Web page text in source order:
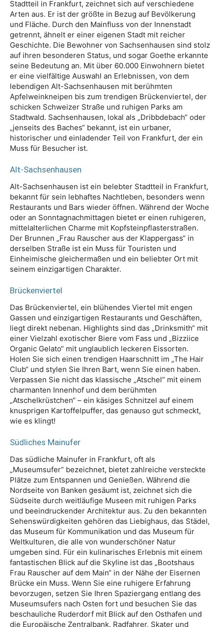
Stadtteil in Frankfurt, zeichnet sich auf verschiedene
Arten aus. Er ist der größte in Bezug auf Bevölkerung
und Fläche. Durch den Mainfluss von der Innenstadt
getrennt, ähnelt er einer eigenen Stadt mit reicher
Geschichte. Die Bewohner von Sachsenhausen sind stolz
auf ihren besonderen Status, und sogar Goethe erkannte
seine Bedeutung an. Mit über 60.000 Einwohnern bietet
er eine vielfältige Auswahl an Erlebnissen, von dem
lebendigen Alt-Sachsenhausen mit berühmten
Apfelweinkneipen bis zum trendigen Brückenviertel, der
schicken Schweizer Straße und ruhigen Parks am
Stadtwald. Sachsenhausen, lokal als „Dribbdebach“ oder
„jenseits des Baches“ bekannt, ist ein urbaner,
historischer und einladender Teil von Frankfurt, der ein
Muss für Besucher ist.
Alt-Sachsenhausen
Alt-Sachsenhausen ist ein belebter Stadtteil in Frankfurt,
bekannt für sein lebhaftes Nachtleben, besonders wenn
Restaurants und Bars wieder öffnen. Während der Woche
oder an Sonntagnachmittagen bietet er einen ruhigeren,
mittelalterlichen Charme mit Kopfsteinpflasterstraßen.
Der Brunnen „Frau Rauscher aus der Klappergass“ in
derselben Straße ist ein Muss für Touristen und
Einheimische gleichermaßen und ein beliebter Ort mit
seinem einzigartigen Charakter.
Brückenviertel
Das Brückenviertel, ein blühendes Viertel mit engen
Gassen und einzigartigen Restaurants und Geschäften,
liegt direkt nebenan. Highlights sind das „Drinksmith“ mit
einer Vielzahl exotischer Biere vom Fass und „Bizziice
Organic Gelato“ mit unglaublich leckeren Eissorten.
Holen Sie sich einen trendigen Haarschnitt im „The Hair
Club“ und stylen Sie Ihren Bart, wenn Sie einen haben.
Verpassen Sie nicht das klassische „Atschel“ mit einem
charmanten Innenhof und dem berühmten
„Atschelkrüstchen“ – ein käsiges Schnitzel auf einem
knusprigen Kartoffelpuffer, das genauso gut schmeckt,
wie es klingt!
Südliches Mainufer
Das südliche Mainufer in Frankfurt, oft als
„Museumsufer“ bezeichnet, bietet zahlreiche versteckte
Plätze zum Entspannen und Genießen. Während die
Nordseite von Banken gesäumt ist, zeichnet sich die
Südseite durch weitläufige Museen mit ruhigen Parks
und beeindruckender Architektur aus. Zu den bekannten
Sehenswürdigkeiten gehören das Liebighaus, das Städel,
das Museum für Kommunikation und das Museum für
Weltkulturen, die alle von wunderschöner Natur
umgeben sind. Für ein kulinarisches Erlebnis mit einem
fantastischen Blick auf die Skyline ist das „Bootshaus
Frau Rauscher auf dem Main“ in der Nähe der Eisernen
Brücke ein Muss. Wenn Sie eine ruhigere Erfahrung
bevorzugen, setzen Sie Ihren Spaziergang entlang des
Museumsufers nach Osten fort und besuchen Sie das
beschauliche Ruderdorf mit Blick auf den Osthafen und
die Europäische Zentralbank. Radfahrer, Skater und